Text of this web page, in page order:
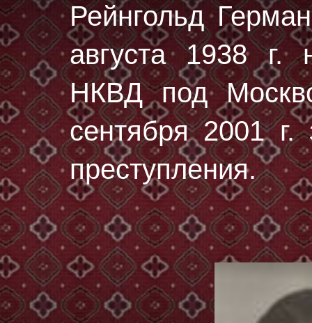
Рейнгольд
августа 1938 г.
НКВД под
сентября 2001 г.
преступления.